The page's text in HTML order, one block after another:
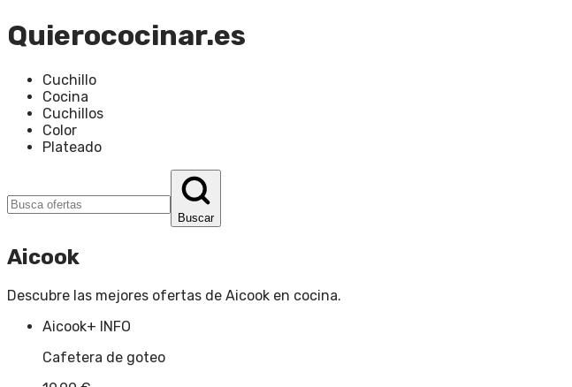
Quierococinar.es
Cuchillo
Cocina
Cuchillos
Color
Plateado
Buscar
Aicook
Descubre las mejores ofertas de Aicook en cocina.
Aicook+ INFO
Cafetera de goteo